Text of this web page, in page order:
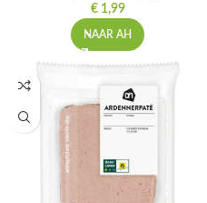
€1,99
NAAR AH